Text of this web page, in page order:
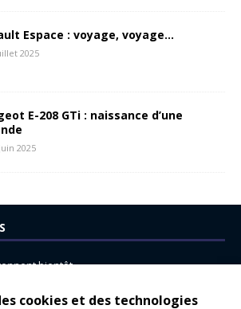
cookies et des technologies
Espace : voyage, voyage…
2025
E-208 GTi : naissance d’une
2025
bientôt…